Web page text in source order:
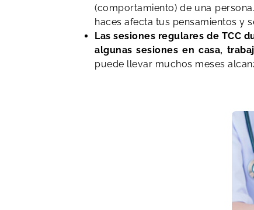
(comportamiento) de una
haces afecta tus pensamientos y
Las sesiones regulares de TCC
algunas sesiones en casa,
puede llevar muchos meses